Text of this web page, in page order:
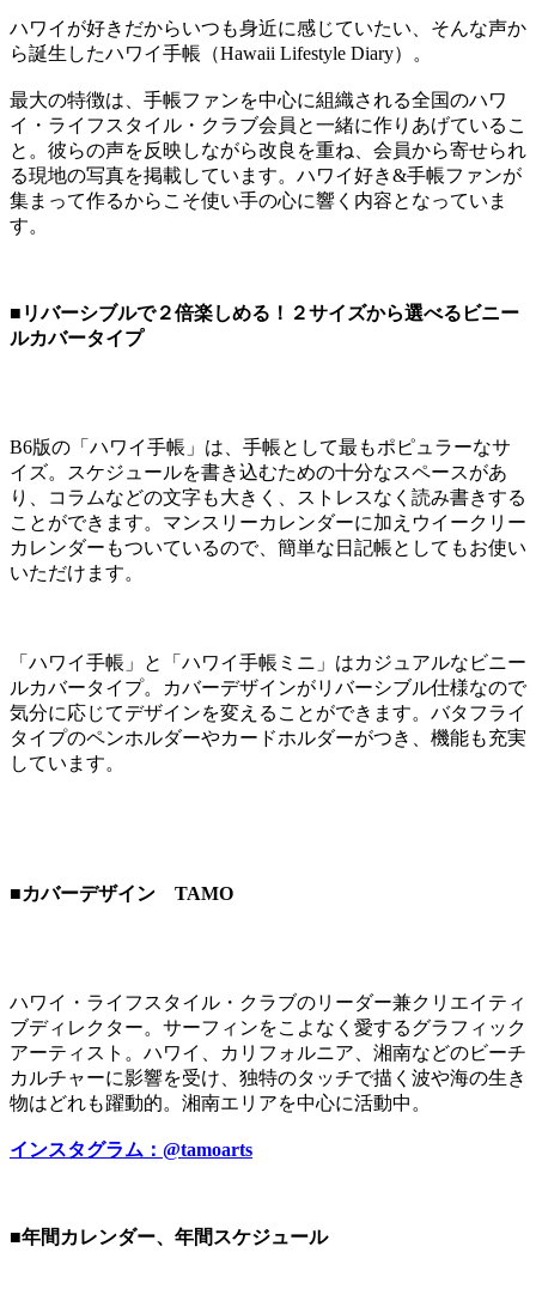
ハワイが好きだからいつも身近に感じていたい、そんな声か
ら誕生したハワイ手帳（Hawaii Lifestyle Diary）。
最大の特徴は、手帳ファンを中心に組織される全国のハワ
イ・ライフスタイル・クラブ会員と一緒に作りあげているこ
と。彼らの声を反映しながら改良を重ね、会員から寄せられ
る現地の写真を掲載しています。ハワイ好き&手帳ファンが
集まって作るからこそ使い手の心に響く内容となっていま
す。
■リバーシブルで２倍楽しめる！２サイズから選べるビニー
ルカバータイプ
B6版の「ハワイ手帳」は、手帳として最もポピュラーなサ
イズ。スケジュールを書き込むための十分なスペースがあ
り、コラムなどの文字も大きく、ストレスなく読み書きする
ことができます。マンスリーカレンダーに加えウイークリー
カレンダーもついているので、簡単な日記帳としてもお使い
いただけます。
「ハワイ手帳」と「ハワイ手帳ミニ」はカジュアルなビニー
ルカバータイプ。カバーデザインがリバーシブル仕様なので
気分に応じてデザインを変えることができます。バタフライ
タイプのペンホルダーやカードホルダーがつき、機能も充実
しています。
■カバーデザイン TAMO
ハワイ・ライフスタイル・クラブのリーダー兼クリエイティ
ブディレクター。サーフィンをこよなく愛するグラフィック
アーティスト。ハワイ、カリフォルニア、湘南などのビーチ
カルチャーに影響を受け、独特のタッチで描く波や海の生き
物はどれも躍動的。湘南エリアを中心に活動中。
インスタグラム：@tamoarts
■年間カレンダー、年間スケジュール